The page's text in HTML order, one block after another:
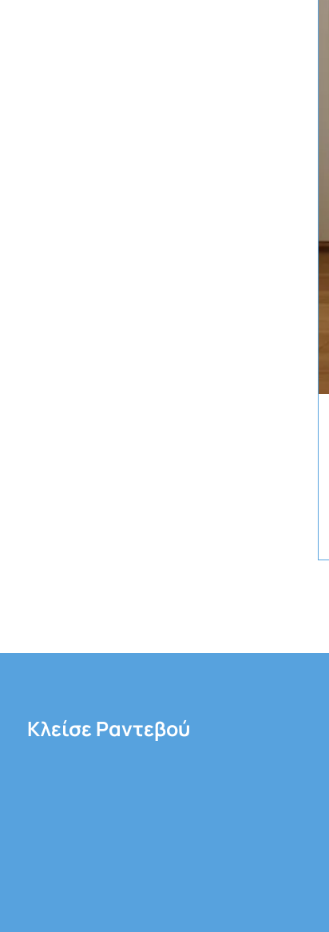
Κλείσε Ραντεβού